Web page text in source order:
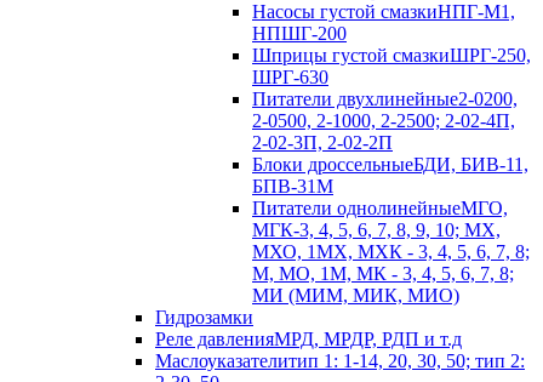
Насосы густой смазкиНПГ-М1,
НПШГ-200
Шприцы густой смазкиШРГ-250,
ШРГ-630
Питатели двухлинейные2-0200,
2-0500, 2-1000, 2-2500; 2-02-4П,
2-02-3П, 2-02-2П
Блоки дроссельныеБДИ, БИВ-11,
БПВ-31М
Питатели однолинейныеМГО,
МГК-3, 4, 5, 6, 7, 8, 9, 10; МХ,
МХО, 1МХ, МХК - 3, 4, 5, 6, 7, 8;
М, МО, 1М, МК - 3, 4, 5, 6, 7, 8;
МИ (МИМ, МИК, МИО)
Гидрозамки
Реле давленияМРД, МРДР, РДП и т.д
Маслоуказателитип 1: 1-14, 20, 30, 50; тип 2: